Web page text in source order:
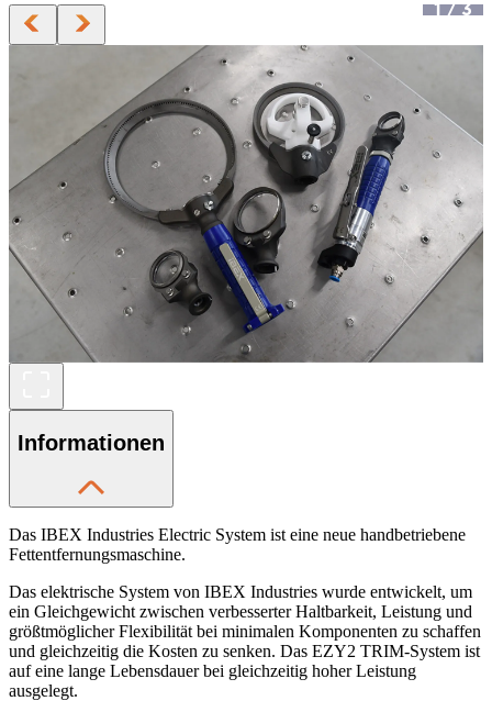
1/3
Informationen
Das IBEX Industries Electric System ist eine neue handbetriebene
Fettentfernungsmaschine.
Das elektrische System von IBEX Industries wurde entwickelt, um
ein Gleichgewicht zwischen verbesserter Haltbarkeit, Leistung und
größtmöglicher Flexibilität bei minimalen Komponenten zu schaffen
und gleichzeitig die Kosten zu senken. Das EZY2 TRIM-System ist
auf eine lange Lebensdauer bei gleichzeitig hoher Leistung
ausgelegt.